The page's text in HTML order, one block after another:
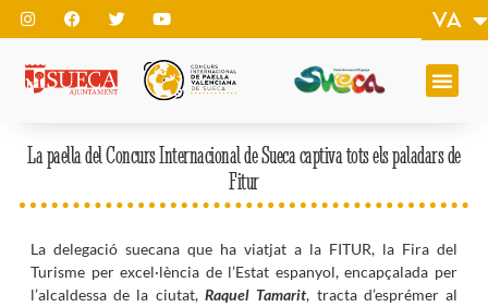
VA
EN
La paella del Concurs Internacional de Sueca captiva tots els paladars de
Fitur
La delegació suecana que ha viatjat a la FITUR, la Fira del
Turisme per excel·lència de l’Estat espanyol, encapçalada per
l’alcaldessa de la ciutat, Raquel Tamarit, tracta d’esprémer al